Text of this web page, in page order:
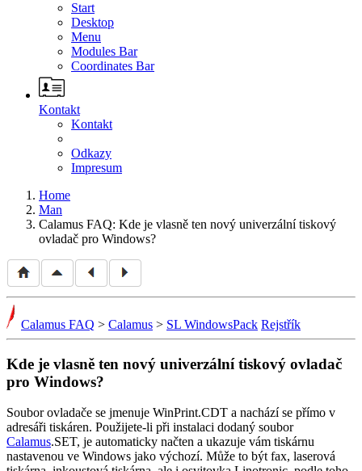
Start
Desktop
Menu
Modules Bar
Coordinates Bar
Kontakt
Kontakt
Odkazy
Impresum
Home
Man
Calamus FAQ: Kde je vlasně ten nový univerzální tiskový
ovladač pro Windows?
Calamus FAQ > Calamus > SL WindowsPack Rejstřík
Kde je vlasně ten nový univerzální tiskový ovladač
pro Windows?
Soubor ovladače se jmenuje WinPrint.CDT a nachází se přímo v
adresáři tiskáren. Použijete-li při instalaci dodaný soubor
Calamus.SET, je automaticky načten a ukazuje vám tiskárnu
nastavenou ve Windows jako výchozí. Může to být fax, laserová